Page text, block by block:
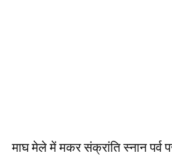
माघ मेले में मकर संक्रांति स्नान पर्व